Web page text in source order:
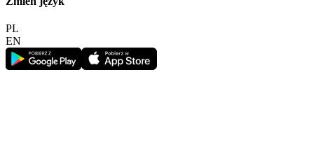
PL
EN